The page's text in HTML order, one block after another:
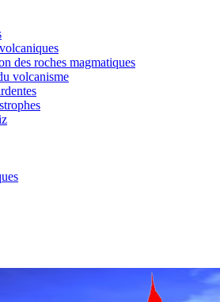
des roches magmatiques
volcanisme